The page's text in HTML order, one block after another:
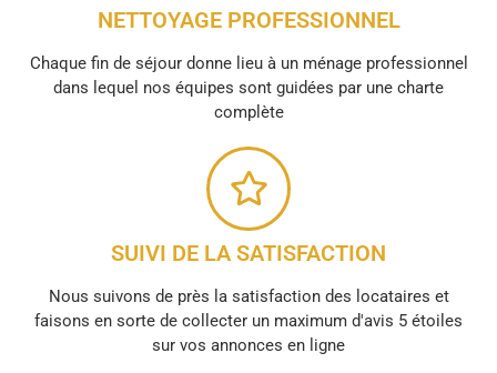
NETTOYAGE PROFESSIONNEL
Chaque fin de séjour donne lieu à un ménage professionnel
dans lequel nos équipes sont guidées par une charte
complète
SUIVI DE LA SATISFACTION
Nous suivons de près la satisfaction des locataires et
faisons en sorte de collecter un maximum d'avis 5 étoiles
sur vos annonces en ligne